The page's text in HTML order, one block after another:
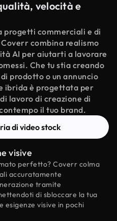
velocità e
progetti commerciali e di
combina realismo
AI per aiutarti a lavorare
Che tu stia creando
prodotto o un annuncio
ibrida è progettata per
lavoro di creazione di
il tuo brand.
di video stock
visive
perfetto? Coverr colma
accuratamente
tramite
di sbloccare la tua
visive in pochi